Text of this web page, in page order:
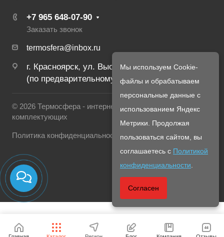
+7 965 648‑07‑90
Заказать звонок
termosfera@inbox.ru
г. Красноярск, ул. Высотная 2в/1
(по предварительному созвону с менеджером)
© 2026 Термосфера - интернет магазин печей и
комплектующих
Политика конфиденциальности
Мы используем Cookie-
файлы и обрабатываем
персональные данные с
использованием Яндекс
Метрики. Продолжая
пользоваться сайтом, вы
соглашаетесь с Политикой
конфиденциальности
Согласен